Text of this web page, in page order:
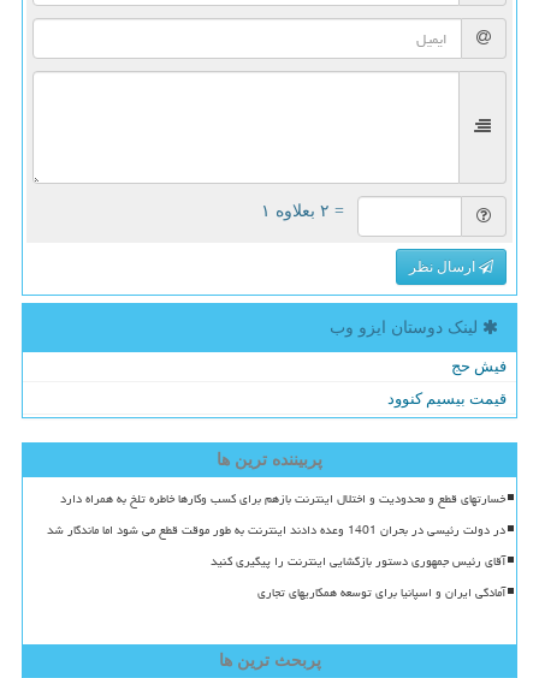
= ۲ بعلاوه ۱
ارسال نظر
لینک دوستان ایزو وب
فیش حج
قیمت بیسیم کنوود
پربیننده ترین ها
خسارتهای قطع و محدودیت و اختلال اینترنت بازهم برای کسب وکارها خاطره تلخ به همراه دارد
در دولت رئیسی در بحران 1401 وعده دادند اینترنت به طور موقت قطع می شود اما ماندگار شد
آقای رئیس جمهوری دستور بازگشایی اینترنت را پیگیری کنید
آمادگی ایران و اسپانیا برای توسعه همکاریهای تجاری
پربحث ترین ها